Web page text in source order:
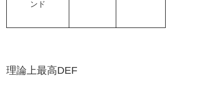
ンド
理論上最高DEF